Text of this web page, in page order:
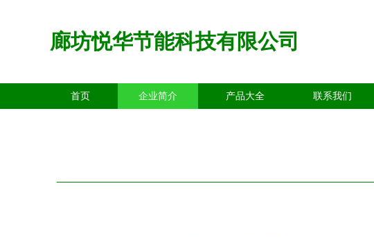
廊坊悦华节能科技有限公司
首页 企业简介 产品大全 联系我们